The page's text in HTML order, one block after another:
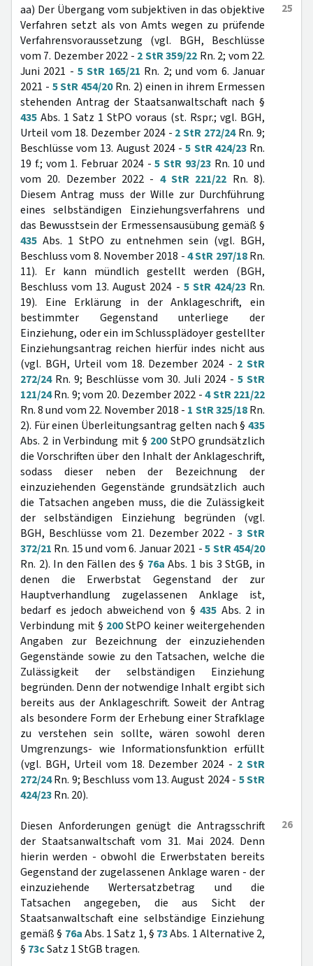
25
aa) Der Übergang vom subjektiven in das objektive
Verfahren setzt als von Amts wegen zu prüfende
Verfahrensvoraussetzung (vgl. BGH, Beschlüsse
vom 7. Dezember 2022 - 2 StR 359/22 Rn. 2; vom 22.
Juni 2021 -5 StR 165/21 Rn. 2; und vom 6. Januar
2021 - 5 StR 454/20Rn. 2) einen in ihrem Ermessen
stehenden Antrag der Staatsanwaltschaft nach §
435 Abs. 1 Satz 1 StPO voraus (st. Rspr.; vgl. BGH,
Urteil vom 18. Dezember 2024 - 2 StR 272/24Rn. 9;
Beschlüsse vom 13. August 2024 -5 StR 424/23Rn.
19 f.; vom 1. Februar 2024 -5 StR 93/23Rn. 10 und
vom 20. Dezember 2022 - 4 StR 221/22 Rn. 8).
Diesem Antrag muss der Wille zur Durchführung
eines selbständigen Einziehungsverfahrens und
das Bewusstsein der Ermessensausübung gemäß §
435 Abs. 1 StPO zu entnehmen sein (vgl. BGH,
Beschluss vom 8. November 2018 -4 StR 297/18Rn.
11). Er kann mündlich gestellt werden (BGH,
Beschluss vom 13. August 2024 - 5 StR 424/23Rn.
19). Eine Erklärung in der Anklageschrift, ein
bestimmter Gegenstand unterliege der
Einziehung, oder ein im Schlussplädoyer gestellter
Einziehungsantrag reichen hierfür indes nicht aus
(vgl. BGH, Urteil vom 18. Dezember 2024 - 2 StR
272/24Rn. 9; Beschlüsse vom 30. Juli 2024 - 5 StR
121/24Rn. 9; vom 20. Dezember 2022 -4 StR 221/22
Rn. 8 und vom 22. November 2018 - 1 StR 325/18Rn.
2). Für einen Überleitungsantrag gelten nach § 435
Abs. 2 in Verbindung mit § 200StPO grundsätzlich
die Vorschriften über den Inhalt der Anklageschrift,
sodass dieser neben der Bezeichnung der
einzuziehenden Gegenstände grundsätzlich auch
die Tatsachen angeben muss, die die Zulässigkeit
der selbständigen Einziehung begründen (vgl.
BGH, Beschlüsse vom 21. Dezember 2022 -3 StR
372/21 Rn. 15 und vom 6. Januar 2021 -5 StR 454/20
Rn. 2). In den Fällen des § 76a Abs. 1 bis 3 StGB, in
denen die Erwerbstat Gegenstand der zur
Hauptverhandlung zugelassenen Anklage ist,
bedarf es jedoch abweichend von §435 Abs. 2 in
Verbindung mit § 200StPO keiner weitergehenden
Angaben zur Bezeichnung der einzuziehenden
Gegenstände sowie zu den Tatsachen, welche die
Zulässigkeit der selbständigen Einziehung
begründen. Denn der notwendige Inhalt ergibt sich
bereits aus der Anklageschrift. Soweit der Antrag
als besondere Form der Erhebung einer Strafklage
zu verstehen sein sollte, wären sowohl deren
Umgrenzungs- wie Informationsfunktion erfüllt
(vgl. BGH, Urteil vom 18. Dezember 2024 - 2 StR
272/24Rn. 9; Beschluss vom 13. August 2024 - 5 StR
424/23Rn. 20).
26
Diesen Anforderungen genügt die Antragsschrift
der Staatsanwaltschaft vom 31. Mai 2024. Denn
hierin werden - obwohl die Erwerbstaten bereits
Gegenstand der zugelassenen Anklage waren - der
einzuziehende Wertersatzbetrag und die
Tatsachen angegeben, die aus Sicht der
Staatsanwaltschaft eine selbständige Einziehung
gemäß § 76aAbs. 1 Satz 1, § 73Abs. 1 Alternative 2,
§ 73cSatz 1 StGB tragen.